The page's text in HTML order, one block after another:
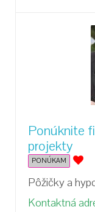
Ponúknite
projekty
PONÚKAM
Pôžičky a
Kontaktná